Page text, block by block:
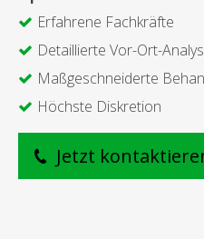
Erfahrene Fachkräfte
Detaillierte Vor-Ort-
Maßgeschneiderte
Höchste Diskretion
Jetzt